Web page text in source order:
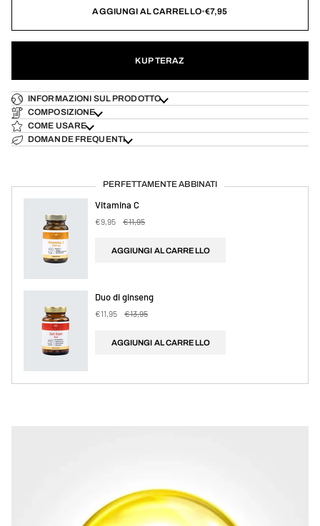
AGGIUNGI AL CARRELLO•€7,95
KUP TERAZ
INFORMAZIONI SUL PRODOTTO
COMPOSIZIONE
COME USARE
DOMANDE FREQUENTI
PERFETTAMENTE ABBINATI
Vitamina C
€9,95 €11,95
AGGIUNGI AL CARRELLO
Duo di ginseng
€11,95 €13,95
AGGIUNGI AL CARRELLO